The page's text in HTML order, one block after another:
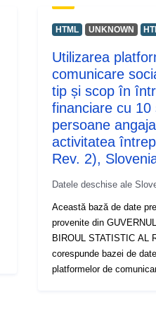
HTML UNKNOWN
Utilizarea
comunicare
tip și scop în
financiare cu
persoane
activitatea
Rev. 2),
Datele deschise ale
Această bază de date
provenite din
BIROUL STATISTIC AL
corespunde bazei de
platformelor de